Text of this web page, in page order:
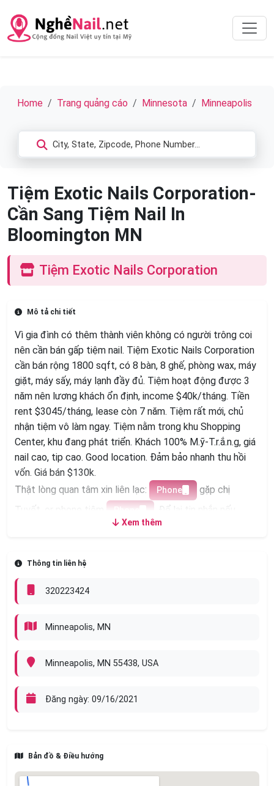
Home Trang quảng cáo Minnesota Minneapolis
Tiệm Exotic Nails Corporation-
Cần Sang Tiệm Nail In
Bloomington MN
Tiệm Exotic Nails Corporation
Mô tả chi tiết
Vì gia đình có thêm thành viên không có người trông coi
nên cần bán gấp tiệm nail. Tiệm Exotic Nails Corporation
cần bán rộng 1800 sqft, có 8 bàn, 8 ghế, phòng wax, máy
giặt, máy sấy, máy lạnh đầy đủ. Tiệm hoạt động được 3
năm nên lương khách ổn định, income $40k/tháng. Tiền
rent $3045/tháng, lease còn 7 năm. Tiệm rất mới, chủ
nhận tiệm vô làm ngay. Tiệm nằm trong khu Shopping
Center, khu đang phát triển. Khách 100% M.ỹ-T.r.ắ.n.g, giá
nail cao, tip cao. Good location. Đảm bảo nhanh thu hồi
vốn. Giá bán $130k.
Thật lòng quan tâm xin liên lạc:
Phone
gặp chị
Tuyết, or phone tiệm
Phone
. Để lại tin nhắn nếu
Xem thêm
Thông tin liên hệ
320223424
Minneapolis, MN
Minneapolis, MN 55438, USA
Đăng ngày: 09/16/2021
Bản đồ & Điều hướng